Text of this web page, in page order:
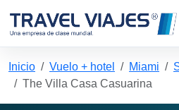
Inicio Vuelo + hotel Miami
The Villa Casa Casuarina